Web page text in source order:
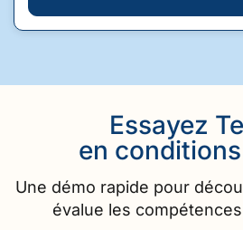
Essayez
en
Une démo rapide pour
évalue les